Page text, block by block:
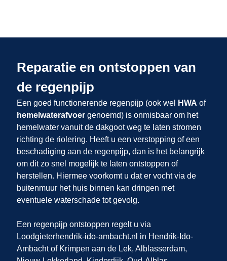
Reparatie en ontstoppen van
de regenpijp
Een goed functionerende regenpijp (ook wel HWA of
hemelwaterafvoergenoemd) is onmisbaar om het
hemelwater vanuit de dakgoot weg te laten stromen
richting de riolering. Heeft u een verstopping of een
beschadiging aan de regenpijp, dan is het belangrijk
om dit zo snel mogelijk te laten ontstoppen of
herstellen. Hiermee voorkomt u dat er vocht via de
buitenmuur het huis binnen kan dringen met
eventuele waterschade tot gevolg.
Een regenpijp ontstoppen regelt u via
Loodgieterhendrik-ido-ambacht.nl in Hendrik-Ido-
Ambacht of Krimpen aan de Lek, Alblasserdam,